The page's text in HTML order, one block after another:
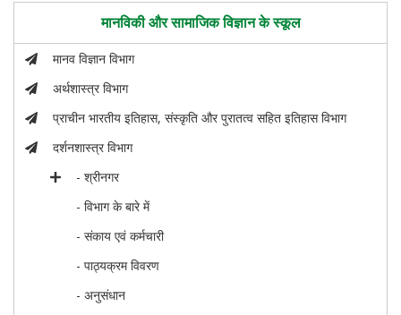
मानविकी और सामाजिक विज्ञान के स्कूल
मानव विज्ञान विभाग
अर्थशास्त्र विभाग
प्राचीन भारतीय इतिहास, संस्कृति और पुरातत्व सहित इतिहास विभाग
दर्शनशास्त्र विभाग
- श्रीनगर
- विभाग के बारे में
- संकाय एवं कर्मचारी
- पाठ्यक्रम विवरण
- अनुसंधान